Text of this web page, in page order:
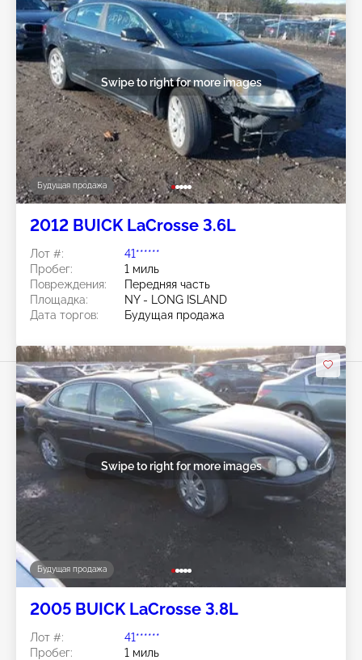
Будущая продажа
Swipe to right for more images
2012 BUICK LaCrosse 3.6L
Лот #:
41******
Пробег:
1 миль
Повреждения:
Передняя часть
Площадка:
NY - LONG ISLAND
Дата торгов:
Будущая продажа
Будущая продажа
Swipe to right for more images
2005 BUICK LaCrosse 3.8L
Лот #:
41******
Пробег:
1 миль